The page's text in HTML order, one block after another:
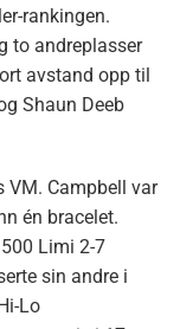
rankingen.
to andreplasser
avstand opp til
Shaun Deeb
VM. Campbell var
én bracelet.
Limi 2-7
sin andre i
Lo